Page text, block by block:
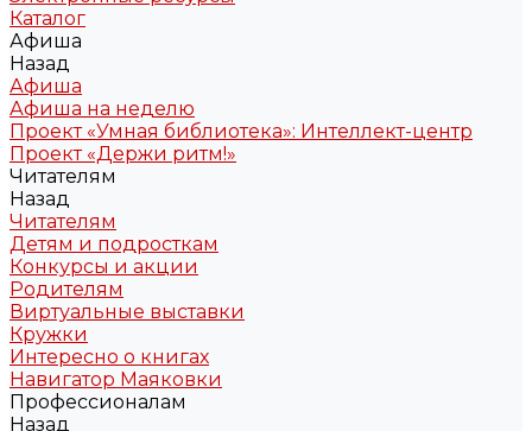
Каталог
Афиша
Назад
Афиша
Афиша на неделю
Проект «Умная библиотека»: Интеллект-центр
Проект «Держи ритм!»
Читателям
Назад
Читателям
Детям и подросткам
Конкурсы и акции
Родителям
Виртуальные выставки
Кружки
Интересно о книгах
Навигатор Маяковки
Профессионалам
Назад